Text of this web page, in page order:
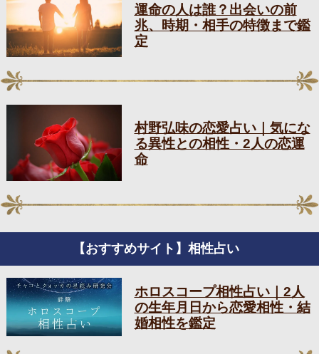
運命の人は誰？出会いの前
兆、時期・相手の特徴まで鑑
定
村野弘味の恋愛占い｜気にな
る異性との相性・2人の恋運
命
【おすすめサイト】相性占い
ホロスコープ相性占い｜2人
の生年月日から恋愛相性・結
婚相性を鑑定